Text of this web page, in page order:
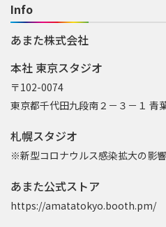
Info
あまた株式会社
本社 東京スタジオ
〒102-0074
東京都千代田九段南２－３－１ 青
札幌スタジオ
※新型コロナウルス感染拡大の影
あまた公式ストア
https://amatatokyo.booth.pm/